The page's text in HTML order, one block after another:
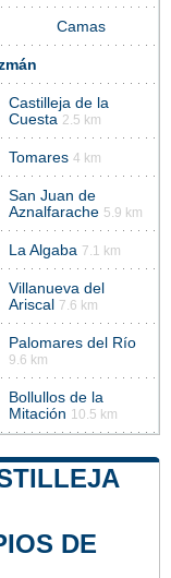
Camas
Castilleja de la
Cuesta 2.5 km
Tomares 4 km
San Juan de
Aznalfarache 5.9 km
La Algaba 7.1 km
Villanueva del
Ariscal
7.6 km
Palomares del Río
9.6 km
Bollullos de la
Mitación 10.5 km
DE